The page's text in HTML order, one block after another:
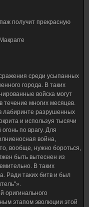
получит прекрасную
среди усыпанных
города. В таких
войска могут
течение многих месяцев.
лабиринте разрушенных
и используя тысячи
по врагу. Для
война,
вообще, нужно бороться,
быть вытеснен из
В таких
Ради таких битв и был
оригинального
этапом эволюции этой